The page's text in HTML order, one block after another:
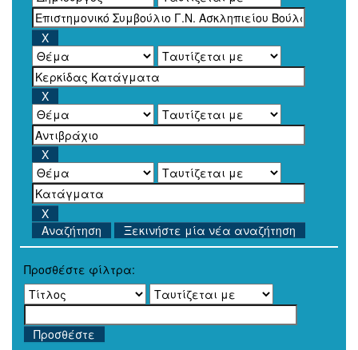
Ξεκινήστε μία νέα αναζήτηση
Προσθέστε φίλτρα: